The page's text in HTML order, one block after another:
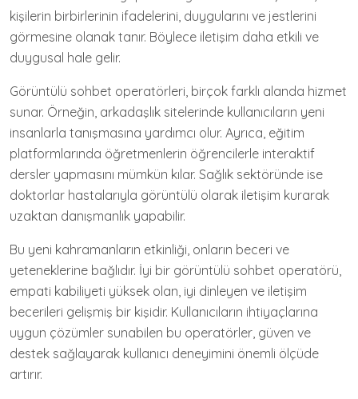
kişilerin birbirlerinin ifadelerini, duygularını ve jestlerini
görmesine olanak tanır. Böylece iletişim daha etkili ve
duygusal hale gelir.
Görüntülü sohbet operatörleri, birçok farklı alanda hizmet
sunar. Örneğin, arkadaşlık sitelerinde kullanıcıların yeni
insanlarla tanışmasına yardımcı olur. Ayrıca, eğitim
platformlarında öğretmenlerin öğrencilerle interaktif
dersler yapmasını mümkün kılar. Sağlık sektöründe ise
doktorlar hastalarıyla görüntülü olarak iletişim kurarak
uzaktan danışmanlık yapabilir.
Bu yeni kahramanların etkinliği, onların beceri ve
yeteneklerine bağlıdır. İyi bir görüntülü sohbet operatörü,
empati kabiliyeti yüksek olan, iyi dinleyen ve iletişim
becerileri gelişmiş bir kişidir. Kullanıcıların ihtiyaçlarına
uygun çözümler sunabilen bu operatörler, güven ve
destek sağlayarak kullanıcı deneyimini önemli ölçüde
artırır.